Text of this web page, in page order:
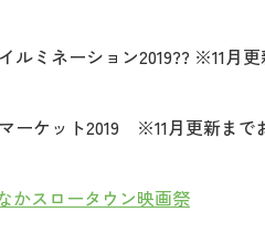
ミネーション2019?? ※11月
ーケット2019 ※11月更新まで
かスロータウン映画祭